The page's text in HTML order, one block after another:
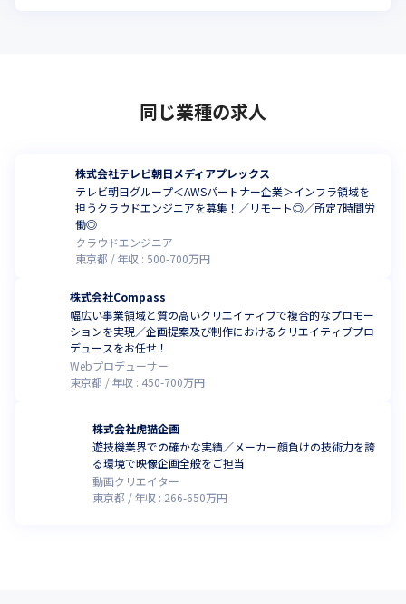
同じ業種の求人
株式会社テレビ朝日メディアプレックス
テレビ朝日グループ＜AWSパートナー企業＞インフラ領域を
担うクラウドエンジニアを募集！／リモート◎／所定7時間労
働◎
クラウドエンジニア
東京都
年収 :500-700万円
株式会社Compass
幅広い事業領域と質の高いクリエイティブで複合的なプロモー
ションを実現／企画提案及び制作におけるクリエイティブプロ
デュースをお任せ！
Webプロデューサー
東京都
年収 : 450-700万円
株式会社虎猫企画
遊技機業界での確かな実績／メーカー顔負けの技術力を誇
る環境で映像企画全般をご担当
動画クリエイター
東京都
年収 : 266-650万円